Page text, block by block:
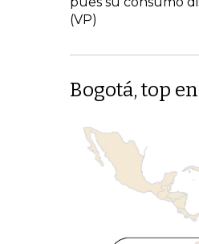
(VP)
Bogotá, top